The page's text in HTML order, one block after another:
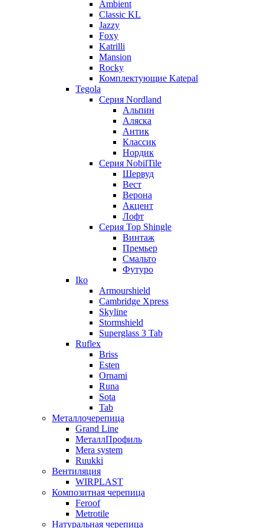
Ambient
Classic KL
Jazzy
Foxy
Katrilli
Mansion
Rocky
Комплектующие Katepal
Tegola
Серия Nordland
Альпин
Аляска
Антик
Классик
Нордик
Серия NobilTile
Шервуд
Вест
Верона
Акцент
Лофт
Серия Top Shingle
Винтаж
Премьер
Смальто
Футуро
Iko
Armourshield
Cambridge Xpress
Skyline
Stormshield
Superglass 3 Tab
Ruflex
Briss
Esten
Ornami
Runa
Sota
Tab
Металлочерепица
Grand Line
МеталлПрофиль
Mera system
Ruukki
Вентиляция
WIRPLAST
Композитная черепица
Feroof
Metrotile
Натуральная черепица